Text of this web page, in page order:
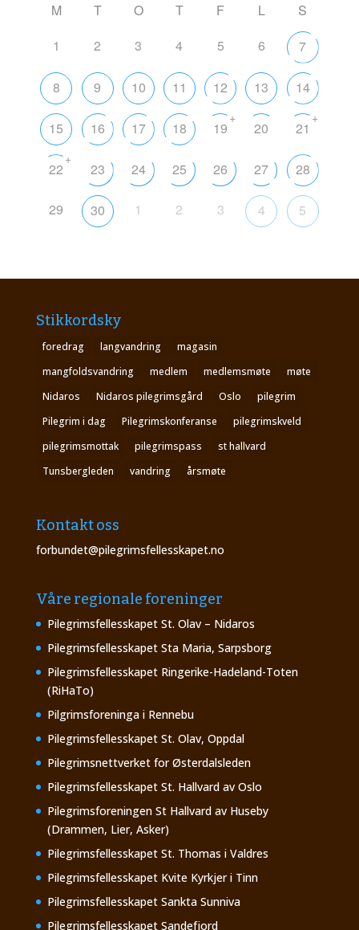
M T O T F L
S
1
2 3 4 5 6 7
8 9 10 11 12 13 14
15 16 17 18 19
+
20 21
+
22
+
23 24 25 26 27 28
29 30 1 2 3 4 5
Stikkordsky
foredrag langvandring
magasin
mangfoldsvandring
medlem medlemsmøte
møte
Nidaros
Nidaros pilegrimsgård Oslo
pilegrim
Pilegrim i dag
Pilegrimskonferanse
pilegrimskveld
pilegrimsmottak
pilegrimspass
st hallvard
Tunsbergleden
vandring årsmøte
Kontakt oss
forbundet@pilegrimsfellesskapet.no
Våre regionale foreninger
Pilegrimsfellesskapet St. Olav – Nidaros
Pilegrimsfellesskapet Sta Maria, Sarpsborg
Pilegrimsfellesskapet Ringerike-Hadeland-Toten
(RiHaTo)
Pilgrimsforeninga i Rennebu
Pilegrimsfellesskapet St. Olav, Oppdal
Pilegrimsnettverket for Østerdalsleden
Pilegrimsfellesskapet St. Hallvard av Oslo
Pilegrimsforeningen St Hallvard av Huseby
(Drammen, Lier, Asker)
Pilegrimsfellesskapet St. Thomas i Valdres
Pilegrimsfellesskapet Kvite Kyrkjer i Tinn
Pilegrimsfellesskapet Sankta Sunniva
Pilegrimsfellesskapet Sandefjord